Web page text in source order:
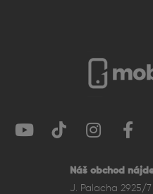
technológiou
Smartfón je vybavený 6,7-
umožňuje adaptívnu
Hz. To zabezpečuje
vysokú jasnosť a verné
Náš obchod
J. Palacha 2925/7